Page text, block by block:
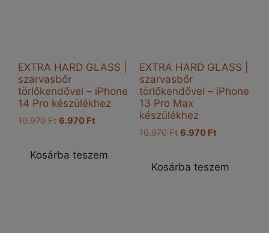
EXTRA HARD GLASS |
szarvasbőr
törlőkendővel – iPhone
14 Pro készülékhez
10.970Ft Original
10.970 Ft.
6.970 Ft
6.970 Ft.
Kosárba teszem
EXTRA HARD GLASS |
szarvasbőr
törlőkendővel – iPhone
13 Pro Max
készülékhez
10.970Ft Original
10.970 Ft.
6.970 FtCurrent
6.970 Ft.
Kosárba teszem